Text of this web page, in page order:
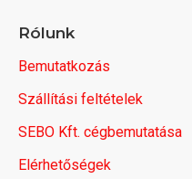
Rólunk
Bemutatkozás
Szállítási feltételek
SEBO Kft. cégbemutatása
Elérhetőségek